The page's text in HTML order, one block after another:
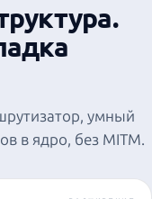
умный
в ядро, без MITM.